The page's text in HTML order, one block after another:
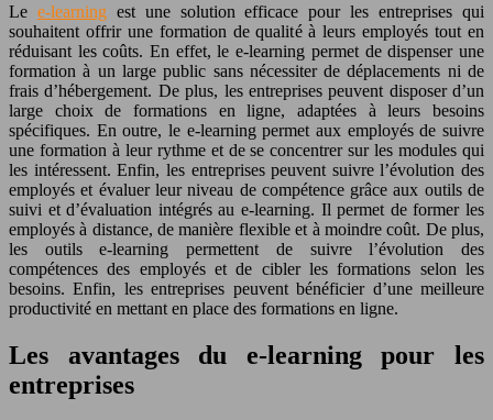
Le e-learning est une solution efficace pour les entreprises qui
souhaitent offrir une formation de qualité à leurs employés tout en
réduisant les coûts. En effet, le e-learning permet de dispenser une
formation à un large public sans nécessiter de déplacements ni de
frais d’hébergement. De plus, les entreprises peuvent disposer d’un
large choix de formations en ligne, adaptées à leurs besoins
spécifiques. En outre, le e-learning permet aux employés de suivre
une formation à leur rythme et de se concentrer sur les modules qui
les intéressent. Enfin, les entreprises peuvent suivre l’évolution des
employés et évaluer leur niveau de compétence grâce aux outils de
suivi et d’évaluation intégrés au e-learning. Il permet de former les
employés à distance, de manière flexible et à moindre coût. De plus,
les outils e-learning permettent de suivre l’évolution des
compétences des employés et de cibler les formations selon les
besoins. Enfin, les entreprises peuvent bénéficier d’une meilleure
productivité en mettant en place des formations en ligne.
Les avantages du e-learning pour les
entreprises